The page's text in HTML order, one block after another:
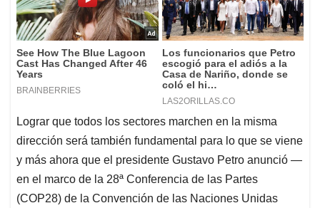
Lograr que todos los sectores marchen en la misma
dirección será también fundamental para lo que se viene
y más ahora que el presidente Gustavo Petro anunció —
en el marco de la 28ª Conferencia de las Partes
(COP28) de la Convención de las Naciones Unidas